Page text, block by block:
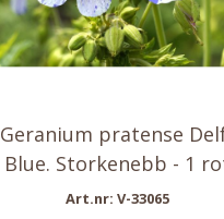
Geranium pratense
Blue. Storkenebb - 1
Art.nr: V-33065